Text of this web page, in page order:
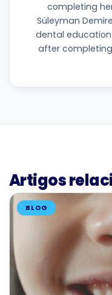
completing
Süleyman
dental
after
Artigos
BLOG